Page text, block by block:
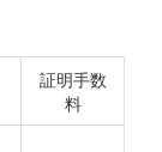
証明手数
料